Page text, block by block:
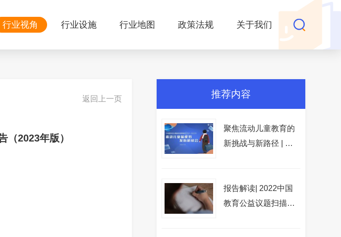
行业视角 行业设施 行业地图 政策法规 关于我们
返回上一页
（2023年版）
推荐内容
聚焦流动儿童教育的
新挑战与新路径 | 流
报告解读| 2022中国
教育公益议题扫描报